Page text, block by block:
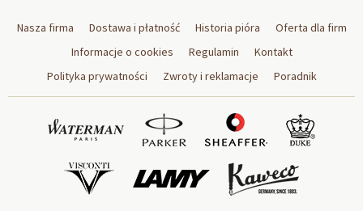
Nasza firma Dostawa i płatność Historia pióra
Oferta dla firm
Informacje o cookies
Regulamin
Kontakt
Polityka prywatności
Zwroty i reklamacje Poradnik